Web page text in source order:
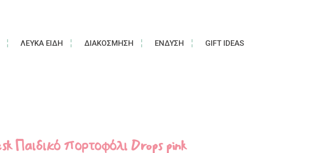
ΛΕΥΚΆ ΕΊΔΗ ΔΙΑΚΌΣΜΗΣΗ ΈΝΔΥΣΗ GIFT IDEAS
Παιδικό πορτοφόλι Drops pink